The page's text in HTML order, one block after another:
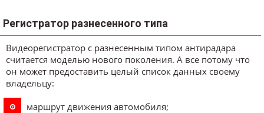
Регистратор разнесенного типа
Видеорегистратор с разнесенным типом антирадара
считается моделью нового поколения. А все потому что
он может предоставить целый список данных своему
владельцу:
маршрут движения автомобиля;